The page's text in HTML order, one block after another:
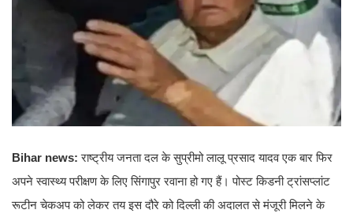
Bihar news:राष्ट्रीय जनता दल के सुप्रीमो लालू प्रसाद यादव एक बार फिर
अपने स्वास्थ्य परीक्षण के लिए सिंगापुर रवाना हो गए हैं। पोस्ट किडनी ट्रांसप्लांट
रूटीन चेकअप को लेकर तय इस दौरे को दिल्ली की अदालत से मंजूरी मिलने के